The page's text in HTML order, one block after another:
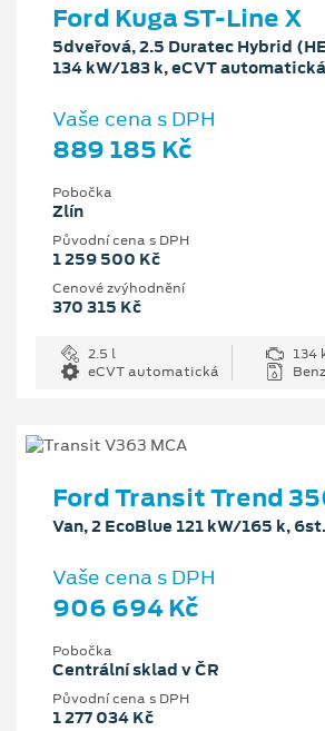
Ford Kuga ST-Line X
5dveřová, 2.5 Duratec Hybrid
134 kW/183 k, eCVT
Vaše cena s DPH
889 185 Kč
Pobočka
Zlín
Původní cena s DPH
1 259 500 Kč
Cenové zvýhodnění
370 315 Kč
2.5 l
134
eCVT automatická
Ford Transit Trend
Van, 2 EcoBlue 121 kW/165 k,
Vaše cena s DPH
906 694 Kč
Pobočka
Centrální sklad v ČR
Původní cena s DPH
1 277 034 Kč